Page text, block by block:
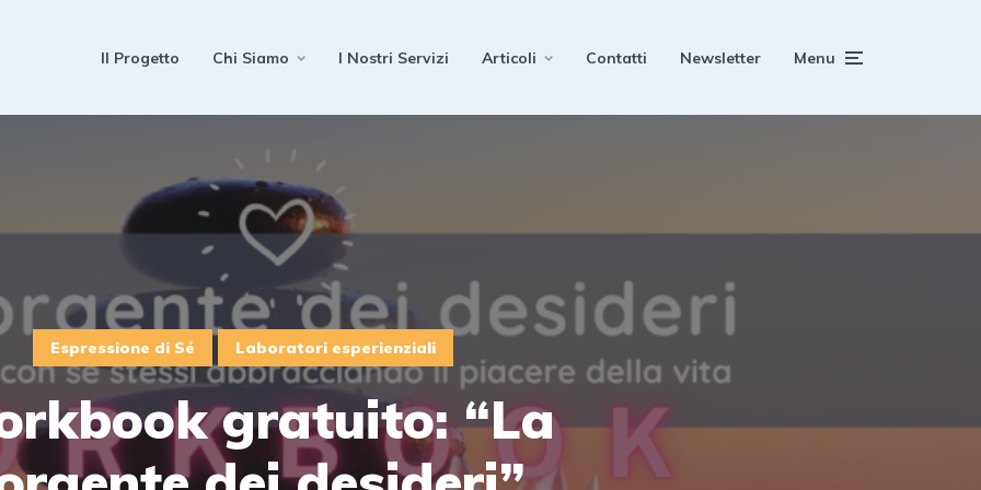
Il Progetto Chi Siamo I Nostri Servizi Articoli Contatti Newsletter Menu
Espressione di Sé Laboratori esperienziali
gratuito: “La